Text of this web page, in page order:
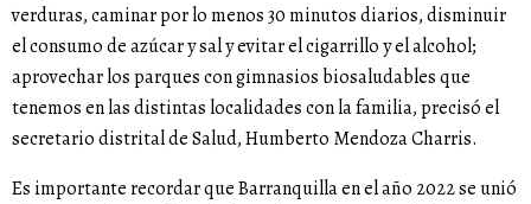
verduras, caminar por lo menos 30 minutos diarios, disminuir
el consumo de azúcar y sal y evitar el cigarrillo y el alcohol;
aprovechar los parques con gimnasios biosaludables que
tenemos en las distintas localidades con la familia, precisó el
secretario distrital de Salud, Humberto Mendoza Charris.
Es importante recordar que Barranquilla en el año 2022 se unió